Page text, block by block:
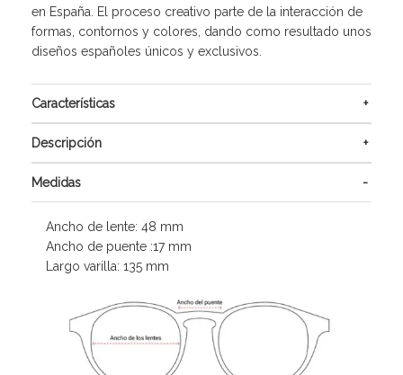
en España. El proceso creativo parte de la interacción de
formas, contornos y colores, dando como resultado unos
diseños españoles únicos y exclusivos.
Características
Descripción
Medidas
Ancho de lente: 48 mm
Ancho de puente :17 mm
Largo varilla: 135 mm